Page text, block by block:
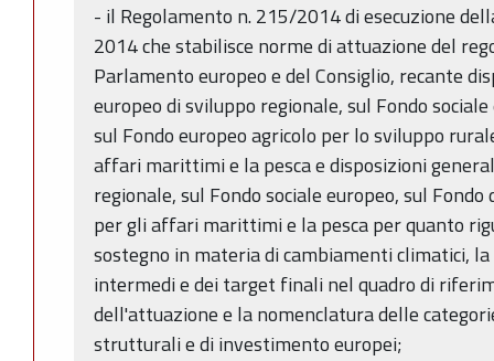
- il Regolamento n. 215/2014 di esecuzione
2014 che stabilisce norme di attuazione del
Parlamento europeo e del Consiglio, recante
europeo di sviluppo regionale, sul Fondo
sul Fondo europeo agricolo per lo sviluppo
affari marittimi e la pesca e disposizioni
regionale, sul Fondo sociale europeo, sul Fondo
per gli affari marittimi e la pesca per quanto
sostegno in materia di cambiamenti climatici,
intermedi e dei target finali nel quadro di
dell'attuazione e la nomenclatura delle
strutturali e di investimento europei;